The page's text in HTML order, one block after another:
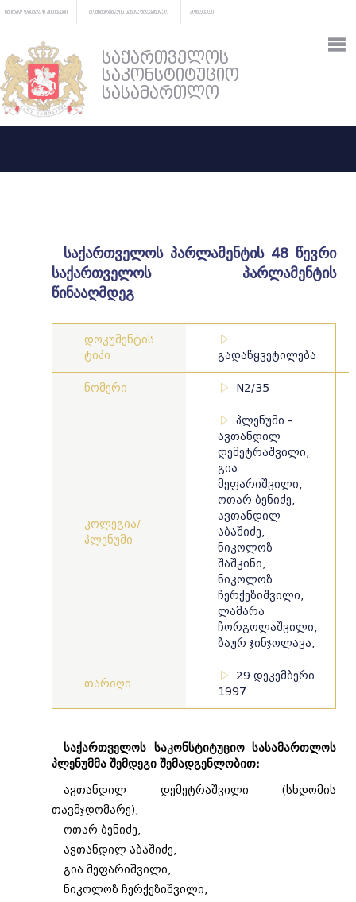
ხშირად დასმული კითხვები მომხმარებლის სახელმძღვანელო კონტაქტი
საქართველოს
საკონსტიტუციო
სასამართლო
საქართველოს პარლამენტის 48 წევრი
საქართველოს პარლამენტის
წინააღმდეგ
დოკუმენტის
ტიპი
გადაწყვეტილება
ნომერი N2/35
კოლეგია/
პლენუმი
პლენუმი -
ავთანდილ
დემეტრაშვილი,
გია
მეფარიშვილი,
ოთარ ბენიძე,
ავთანდილ
აბაშიძე,
ნიკოლოზ
შაშკინი,
ნიკოლოზ
ჩერქეზიშვილი,
ლამარა
ჩორგოლაშვილი,
ზაურ ჯინჯოლავა,
თარიღი
29 დეკემბერი
1997
საქართველოს საკონსტიტუციო სასამართლოს
პლენუმმა შემდეგი შემადგენლობით:
ავთანდილ დემეტრაშვილი (სხდომის
თავმჯდომარე),
ოთარ ბენიძე,
ავთანდილ აბაშიძე,
გია მეფარიშვილი,
ნიკოლოზ ჩერქეზიშვილი,